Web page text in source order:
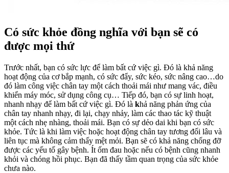
Có sức khỏe đồng nghĩa với bạn sẽ có
được mọi thứ
Trước nhất, bạn có sức lực để làm bất cứ việc gì. Đó là khả năng
hoạt động của cơ bắp mạnh, có sức đẩy, sức kéo, sức nâng cao…do
đó làm công việc chân tay một cách thoải mái như mang vác, điều
khiển máy móc, sử dụng công cụ… Tiếp đó, bạn có sự linh hoạt,
nhanh nhạy để làm bất cứ việc gì. Đó là khả năng phản ứng của
chân tay nhanh nhạy, đi lại, chạy nhảy, làm các thao tác kỹ thuật
một cách nhẹ nhàng, thoải mái. Bạn có sự dẻo dai khi bạn có sức
khỏe. Tức là khi làm việc hoặc hoạt động chân tay tương đối lâu và
liên tục mà không cảm thấy mệt mỏi. Bạn sẽ có khả năng chống đỡ
được các yếu tố gây bệnh. Ít ốm đau hoặc nếu có bệnh cũng nhanh
khỏi và chóng hồi phục. Bạn đã thấy tầm quan trọng của sức khỏe
chưa nào.